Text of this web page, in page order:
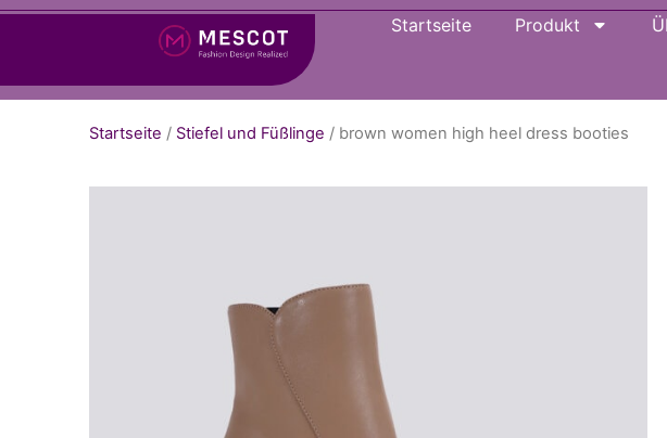
Startseite Produkt
Startseite / Stiefel und Füßlinge / brown women high heel dress booties